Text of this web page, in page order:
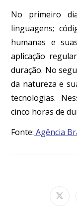
No primeiro
linguagens;
humanas e
aplicação
duração. No
da natureza e
tecnologias.
cinco horas de
Fonte: Agência